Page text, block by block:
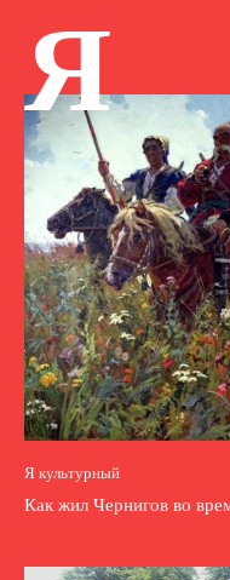
Я
Я культурный
Как жил Чернигов во